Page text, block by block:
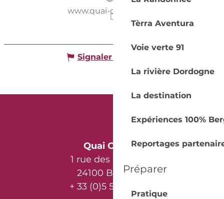
Tèrra Aventura
Voie verte 91
La rivière Dordogne
La destination
Expériences 100%
Reportages
Préparer
Pratique
www.quai-cyrano.com
Signaler une erreur
Quai Cyrano
1 rue des Récollets
24100 Bergerac
+ 33 (0)5 53 57 03 11